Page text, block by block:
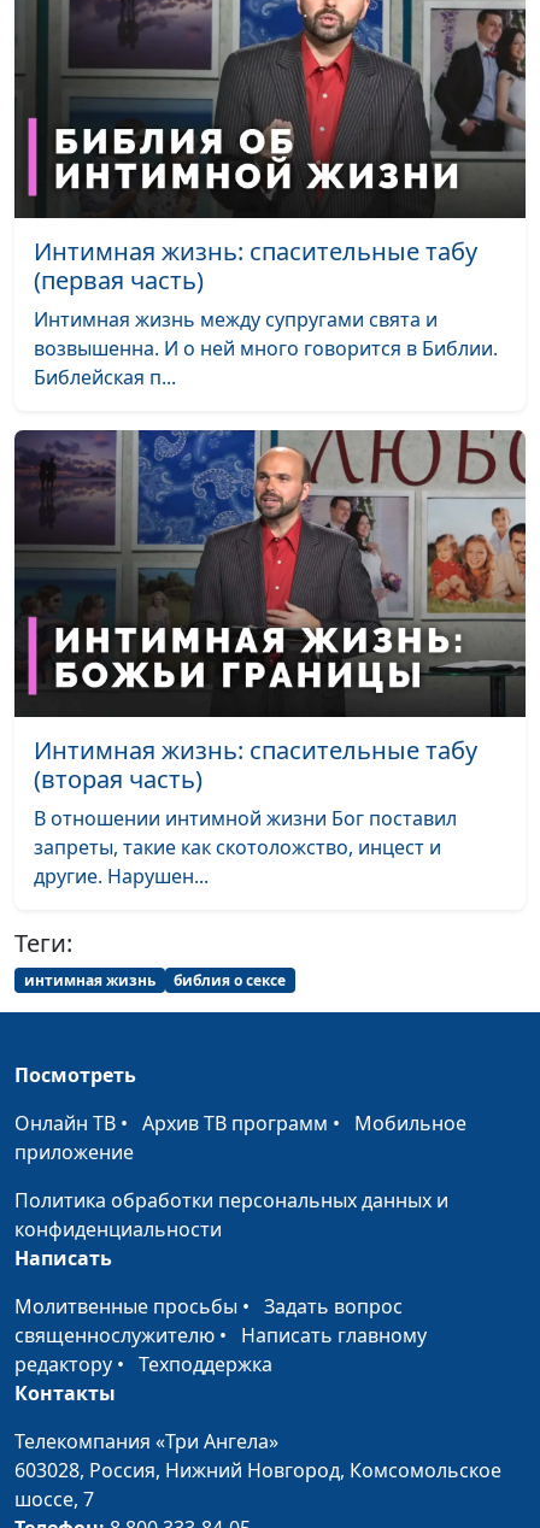
Влияние современных
технологий на личность
Юлия Синицына,
Алина Караченцева,
практический
психолог
#898
Как справиться с
завистью и радоваться
Юлия Синицына,
Алина Караченцева,
#897
Как отпустить плохое
прошлое
Алина Караченцева,
практический
Как сохранить
молодость и красоту
Алина Караченцева,
практический
психолог
Как научиться слышать
друг друга
Юлия Синицына,
Алина Караченцева,
практический
психолог
#894
Психологическая
зрелость. Зачем она нам
нужна?
Юлия Синицына,
практический
Как не испортить
отношения с людьми
Юлия Синицына,
Алина Караченцева,
Как научится принимать
других людей и не
Юлия Синицына,
Алина Караченцева,
сестёр. Как вести себя
родителям?
Алина Караченцева,
психолог
Правила хорошей
критики
практический
психолог
Сострадание. Можно ли
этому научиться?
психолог
Общение с незрелым
Интимная жизнь: спасительные табу
(первая часть)
Интимная жизнь между супругами свята и
возвышенна. И о ней много говорится в Библии.
Библейская п...
Интимная жизнь: спасительные табу
(вторая часть)
В отношении интимной жизни Бог поставил
запреты, такие как скотоложство, инцест и
другие. Нарушен...
Теги:
интимная жизнь библия о сексе
Посмотреть
Онлайн ТВ • Архив ТВ программ • Мобильное
приложение
Политика обработки персональных данных и
конфиденциальности
Написать
Молитвенные просьбы • Задать вопрос
священнослужителю • Написать главному
редактору • Техподдержка
Контакты
Телекомпания «Три Ангела»
603028, Россия, Нижний Новгород, Комсомольское
шоссе, 7